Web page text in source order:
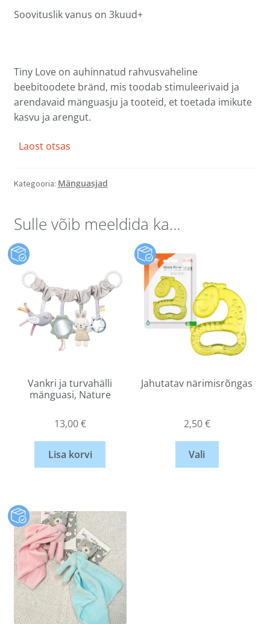
Soovituslik vanus on 3kuud+
Tiny Love on auhinnatud rahvusvaheline
beebitoodete bränd, mis toodab stimuleerivaid ja
arendavaid mänguasju ja tooteid, et toetada imikute
kasvu ja arengut.
Laost otsas
Kategooria: Mänguasjad
Sulle võib meeldida ka…
Vankri ja turvahälli
mänguasi, Nature
13,00€
Lisa korvi
Jahutatav närimisrõngas
2,50€
Vali